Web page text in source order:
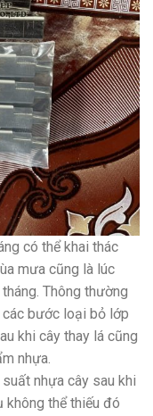
có thể khai thác
mưa cũng là lúc
Thông thường
các bước loại bỏ lớp
khi cây thay lá cũng
nhựa.
nhựa cây sau khi
không thể thiếu đó